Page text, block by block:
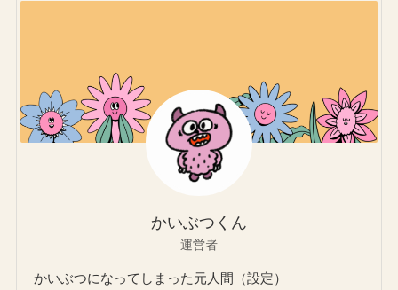
かいぶつくん
運営者
かいぶつになってしまった元人間（設定）